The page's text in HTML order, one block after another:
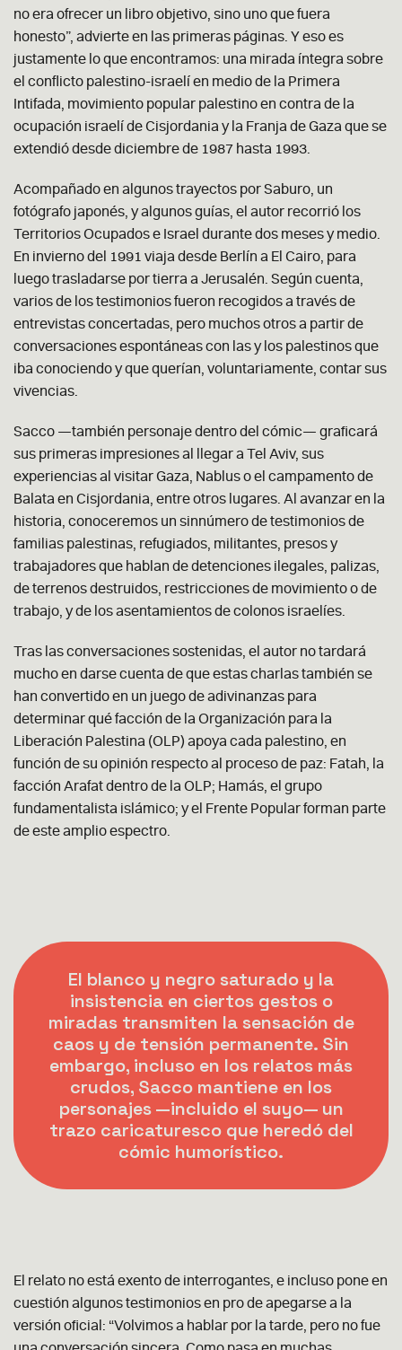
no era ofrecer un libro objetivo, sino uno que fuera
honesto”, advierte en las primeras páginas. Y eso es
justamente lo que encontramos: una mirada íntegra sobre
el conflicto palestino-israelí en medio de la Primera
Intifada, movimiento popular palestino en contra de la
ocupación israelí de Cisjordania y la Franja de Gaza que se
extendió desde diciembre de 1987 hasta 1993.
Acompañado en algunos trayectos por Saburo, un
fotógrafo japonés, y algunos guías, el autor recorrió los
Territorios Ocupados e Israel durante dos meses y medio.
En invierno del 1991 viaja desde Berlín a El Cairo, para
luego trasladarse por tierra a Jerusalén. Según cuenta,
varios de los testimonios fueron recogidos a través de
entrevistas concertadas, pero muchos otros a partir de
conversaciones espontáneas con las y los palestinos que
iba conociendo y que querían, voluntariamente, contar sus
vivencias.
Sacco —también personaje dentro del cómic— graficará
sus primeras impresiones al llegar a Tel Aviv, sus
experiencias al visitar Gaza, Nablus o el campamento de
Balata en Cisjordania, entre otros lugares. Al avanzar en la
historia, conoceremos un sinnúmero de testimonios de
familias palestinas, refugiados, militantes, presos y
trabajadores que hablan de detenciones ilegales, palizas,
de terrenos destruidos, restricciones de movimiento o de
trabajo, y de los asentamientos de colonos israelíes.
Tras las conversaciones sostenidas, el autor no tardará
mucho en darse cuenta de que estas charlas también se
han convertido en un juego de adivinanzas para
determinar qué facción de la Organización para la
Liberación Palestina (OLP) apoya cada palestino, en
función de su opinión respecto al proceso de paz: Fatah, la
facción Arafat dentro de la OLP; Hamás, el grupo
fundamentalista islámico; y el Frente Popular forman parte
de este amplio espectro.
El blanco y negro saturado y la
insistencia en ciertos gestos o
miradas transmiten la sensación de
caos y de tensión permanente. Sin
embargo, incluso en los relatos más
crudos, Sacco mantiene en los
personajes —incluido el suyo— un
trazo caricaturesco que heredó del
cómic humorístico.
El relato no está exento de interrogantes, e incluso pone en
cuestión algunos testimonios en pro de apegarse a la
versión oficial: “Volvimos a hablar por la tarde, pero no fue